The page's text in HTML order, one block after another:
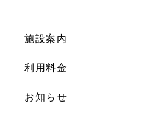
施設案内
利用料金
お知らせ